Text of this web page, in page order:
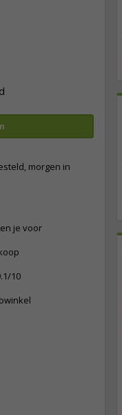
morgen in
je voor
10